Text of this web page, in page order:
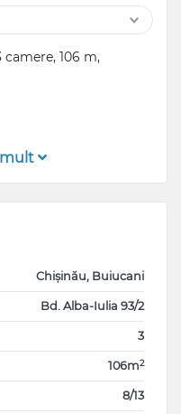
106 m,
blocului.
- 5 min pe jos.
Chișinău, Buiucani
Bd. Alba-Iulia 93/2
3
106m2
8/13